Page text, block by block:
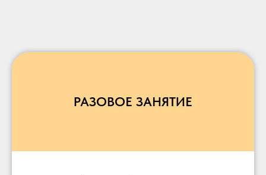
РАЗОВОЕ ЗАНЯТИЕ